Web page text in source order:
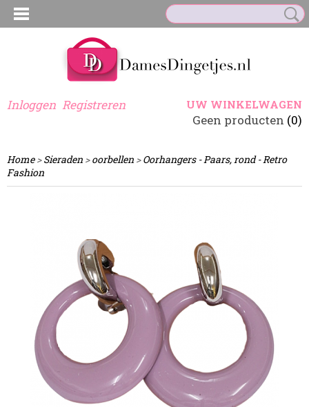
Inloggen Registreren UW WINKELWAGEN
Geen producten (0)
Home>Sieraden >oorbellen >Oorhangers - Paars, rond - Retro
Fashion